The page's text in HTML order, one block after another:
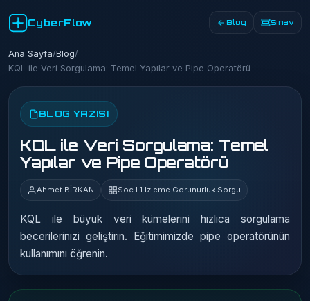
CyberFlow Blog Sınav
Ana Sayfa/Blog/
KQL ile Veri Sorgulama: Temel Yapılar ve Pipe Operatörü
BLOG YAZISI
KQL ile Veri Sorgulama: Temel
Yapılar ve Pipe Operatörü
Ahmet BİRKAN Soc L1 Izleme Gorunurluk Sorgu
KQL ile büyük veri kümelerini hızlıca sorgulama
becerilerinizi geliştirin. Eğitimimizde pipe operatörünün
kullanımını öğrenin.